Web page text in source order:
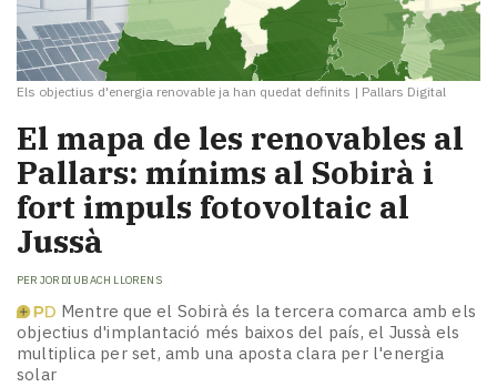
Els objectius d'energia renovable ja han quedat definits | Pallars Digital
El mapa de les renovables al
Pallars: mínims al Sobirà i
fort impuls fotovoltaic al
Jussà
PER JORDI UBACH LLORENS
Mentre que el Sobirà és la tercera comarca amb els
objectius d'implantació més baixos del país, el Jussà els
multiplica per set, amb una aposta clara per l'energia
solar